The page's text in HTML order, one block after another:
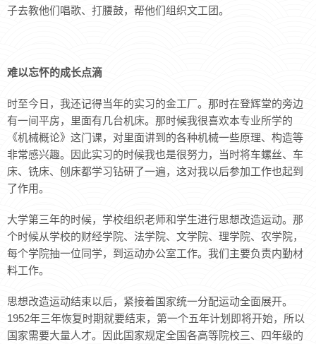
子去教他们唱歌、打腰鼓，帮他们组织文工团。
难以忘怀的成长点滴
时至今日，我还记得当年的实习的金工厂。那时在登辉堂的旁边
有一间平房，里面有几台机床。那时候我很喜欢本专业所学的
《机械概论》这门课，对里面讲到的各种机械一些原理、构造等
非常感兴趣。因此实习的时候我也是很努力，当时将车螺丝、车
床、铣床、刨床都学习钻研了一遍，这对我以后参加工作也起到
了作用。
大学第三年的时候，学校组织老师和学生进行思想改造运动。那
个时候从学校的财经学院、法学院、文学院、理学院、农学院，
每个学院抽一位同学，到运动办公室工作。我们主要负责内勤材
料工作。
思想改造运动结束以后，紧接着国家统一分配运动全面展开。
1952年三年恢复时期就要结束，第一个五年计划即将开始，所以
国家需要大量人才。因此国家规定全国各高等院校三、四年级的